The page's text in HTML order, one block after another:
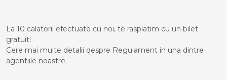
La 10 calatorii efectuate cu noi, te rasplatim cu un bilet
gratuit!
Cere mai multe detalii despre Regulament in una dintre
agentiile noastre.